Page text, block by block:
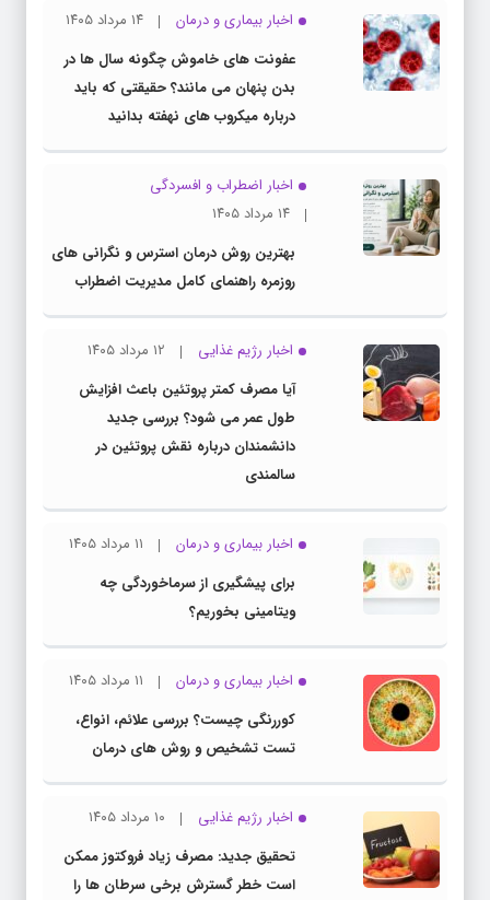
اخبار بیماری و درمان
۱۴ مرداد ۱۴۰۵
عفونت های خاموش چگونه سال ها در
بدن پنهان می مانند؟ حقیقتی که باید
درباره میکروب های نهفته بدانید
اخبار اضطراب و افسردگی
۱۴ مرداد ۱۴۰۵
بهترین روش درمان استرس و نگرانی های
روزمره راهنمای کامل مدیریت اضطراب
اخبار رژیم غذایی
۱۲ مرداد ۱۴۰۵
آیا مصرف کمتر پروتئین باعث افزایش
طول عمر می شود؟ بررسی جدید
دانشمندان درباره نقش پروتئین در
سالمندی
اخبار بیماری و درمان
۱۱ مرداد ۱۴۰۵
برای پیشگیری از سرماخوردگی چه
ویتامینی بخوریم؟
اخبار بیماری و درمان
۱۱ مرداد ۱۴۰۵
کوررنگی چیست؟ بررسی علائم، انواع،
تست تشخیص و روش های درمان
اخبار رژیم غذایی
۱۰ مرداد ۱۴۰۵
تحقیق جدید: مصرف زیاد فروکتوز ممکن
است خطر گسترش برخی سرطان ها را